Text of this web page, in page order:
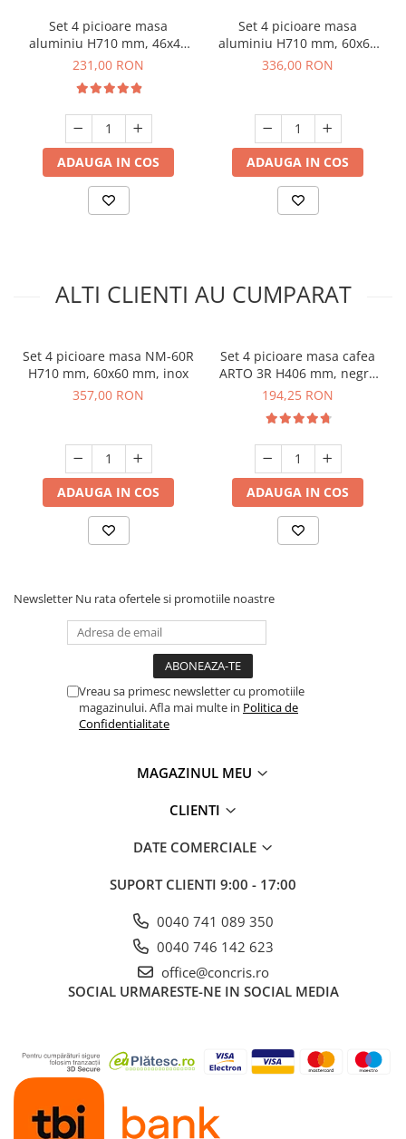
Set 4 picioare masa
aluminiu H710 mm, 46x46
mm, gri
231,00 RON
ADAUGA IN COS
Set 4 picioare masa
aluminiu H710 mm, 60x60
mm, gri
336,00 RON
ADAUGA IN COS
ALTI CLIENTI AU CUMPARAT
Set 4 picioare masa NM-60R
H710 mm, 60x60 mm, inox
357,00 RON
ADAUGA IN COS
Set 4 picioare masa cafea
ARTO 3R H406 mm, negru
mat
194,25 RON
ADAUGA IN COS
Newsletter Nu rata ofertele si promotiile noastre
Vreau sa primesc newsletter cu promotiile
magazinului. Afla mai multe in Politica de
Confidentialitate
MAGAZINUL MEU
CLIENTI
DATE COMERCIALE
SUPORT CLIENTI 9:00 - 17:00
0040 741 089 350
0040 746 142 623
office@concris.ro
SOCIAL URMARESTE-NE IN SOCIAL MEDIA